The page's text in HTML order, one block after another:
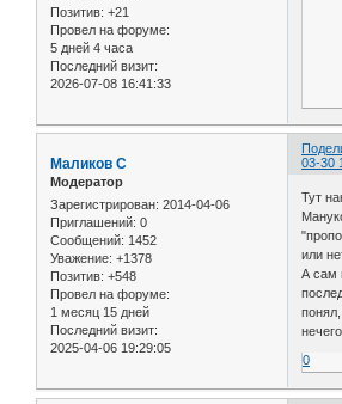
Позитив: +21
Провел на форуме:
5 дней 4 часа
Последний визит:
2026-07-08 16:41:33
03-30
Маликов С
Модератор
Зарегистрирован: 2014-04-06
Приглашений: 0
Сообщений: 1452
Уважение: +1378
Позитив: +548
Провел на форуме:
1 месяц 15 дней
Последний визит:
2025-04-06 19:29:05
Тут
или
А сам
0